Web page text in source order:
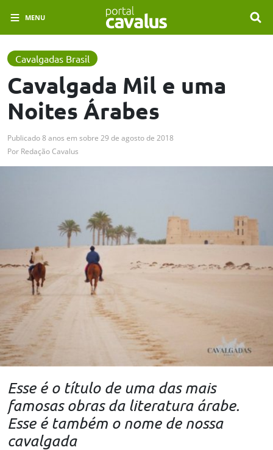
MENU
Cavalgadas Brasil
Cavalgada Mil e uma
Noites Árabes
Publicado8 anos em sobre 29 de agosto de 2018
Por Redação Cavalus
Esse é o título de uma das mais
famosas obras da literatura árabe.
Esse é também o nome de nossa
cavalgada